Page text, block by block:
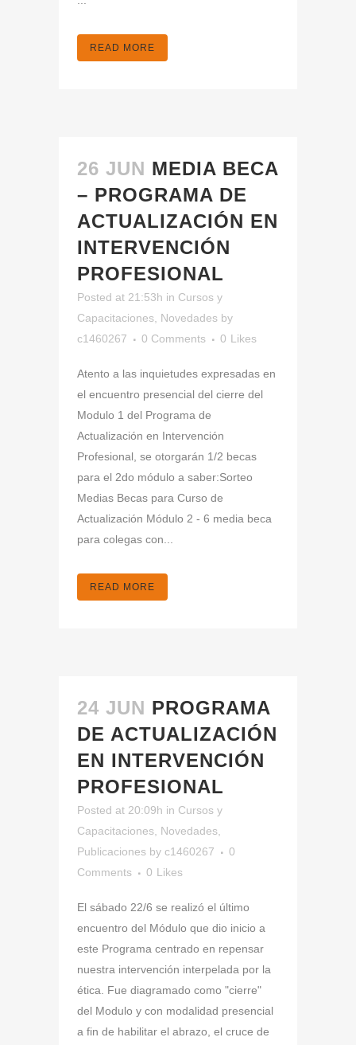
READ MORE
26 JUN MEDIA BECA
– PROGRAMA DE
ACTUALIZACIÓN EN
INTERVENCIÓN
PROFESIONAL
Posted at 21:53h in Cursos y
Capacitaciones Novedades by
c1460267
0 Comments 0 Likes
Atento a las inquietudes expresadas en
el encuentro presencial del cierre del
Modulo 1 del Programa de
Actualización en Intervención
Profesional, se otorgarán 1/2 becas
para el 2do módulo a saber:Sorteo
Medias Becas para Curso de
Actualización Módulo 2 - 6 media beca
para colegas con...
READ MORE
24 JUN PROGRAMA
DE ACTUALIZACIÓN
EN INTERVENCIÓN
PROFESIONAL
Posted at 20:09h in Cursos y
Capacitaciones Novedades
Publicaciones by c1460267
0
Comments
0 Likes
El sábado 22/6 se realizó el último
encuentro del Módulo que dio inicio a
este Programa centrado en repensar
nuestra intervención interpelada por la
ética. Fue diagramado como "cierre"
del Modulo y con modalidad presencial
a fin de habilitar el abrazo, el cruce de